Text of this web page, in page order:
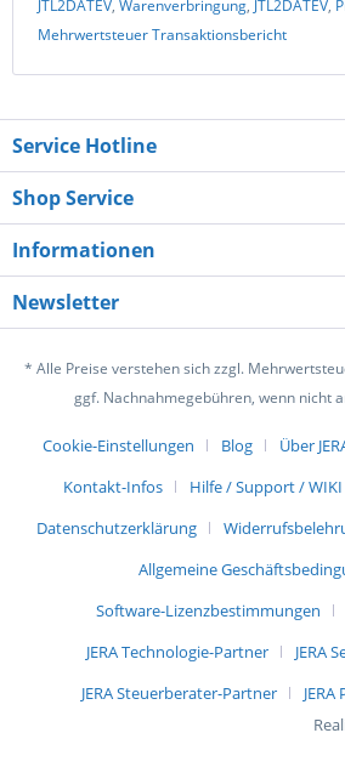
JTL2DATEV, Warenverbringung, JTL2DATEV,
Mehrwertsteuer Transaktionsbericht
Service Hotline
Shop Service
Informationen
Newsletter
* Alle Preise verstehen sich zzgl.
ggf. Nachnahmegebühren, wenn nicht
Cookie-Einstellungen Blog Über
Kontakt-Infos
Hilfe / Support / WIKI
Datenschutzerklärung
Allgemeine
Software-Lizenzbestimmungen
JERA Technologie-Partner
JERA
JERA Steuerberater-Partner